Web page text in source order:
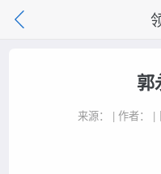
郭
来源： | 作者： |